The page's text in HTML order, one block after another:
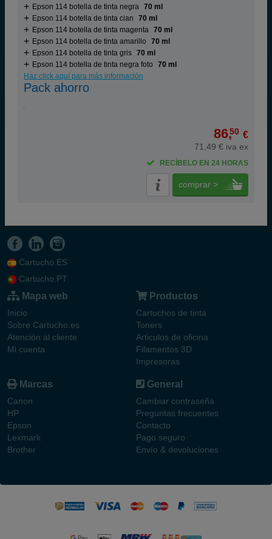
Epson 114 botella de tinta negra 70 ml
Epson 114 botella de tinta cian
70 ml
Epson 114 botella de tinta magenta 70 ml
Epson 114 botella de tinta amarillo
70 ml
Epson 114 botella de tinta gris 70 ml
Epson 114 botella de tinta negra foto
70 ml
Haz click aquí para más información
Pack ahorro
86,50 €
71,49 € iva ex
RECÍBELO EN 24 HORAS
comprar >
Cartucho.ES
Cartucho.PT
Mapa web
Inicio
Sobre Cartucho.es
Atención al cliente
Mi cuenta
Productos
Cartuchos de tinta
Toners
Articulos de oficina
Filamentos 3D
Impresoras
Marcas
Canon
HP
Epson
Lexmark
Brother
General
Cambiar contraseña
Preguntas frecuentes
Contacto
Pago seguro
Envío & devoluciones